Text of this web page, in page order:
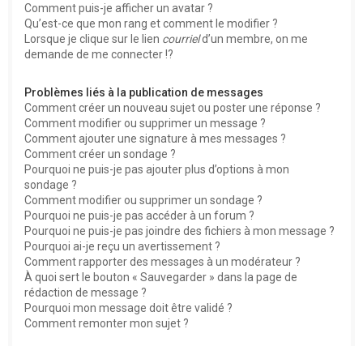
Comment puis-je afficher un avatar ?
Qu’est-ce que mon rang et comment le modifier ?
Lorsque je clique sur le lien courrield’un membre, on me
demande de me connecter !?
Problèmes liés à la publication de messages
Comment créer un nouveau sujet ou poster une réponse ?
Comment modifier ou supprimer un message ?
Comment ajouter une signature à mes messages ?
Comment créer un sondage ?
Pourquoi ne puis-je pas ajouter plus d’options à mon
sondage ?
Comment modifier ou supprimer un sondage ?
Pourquoi ne puis-je pas accéder à un forum ?
Pourquoi ne puis-je pas joindre des fichiers à mon message ?
Pourquoi ai-je reçu un avertissement ?
Comment rapporter des messages à un modérateur ?
À quoi sert le bouton « Sauvegarder » dans la page de
rédaction de message ?
Pourquoi mon message doit être validé ?
Comment remonter mon sujet ?